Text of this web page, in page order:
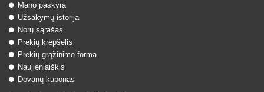
Mano paskyra
Užsakymų istorija
Norų sąrašas
Prekių krepšelis
Prekių grąžinimo forma
Naujienlaiškis
Dovanų kuponas